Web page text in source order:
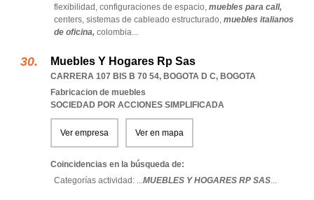
flexibilidad, configuraciones de espacio, muebles para call,
centers, sistemas de cableado estructurado, muebles italianos
de oficina, colombia...
Muebles Y Hogares Rp Sas
CARRERA 107 BIS B 70 54, BOGOTA D C, BOGOTA
Fabricacion de muebles
SOCIEDAD POR ACCIONES SIMPLIFICADA
Ver empresa Ver en mapa
Coincidencias en la búsqueda de:
Categorías actividad: ...MUEBLES Y HOGARES RP SAS...